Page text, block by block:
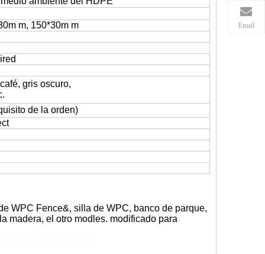
m, 150*30m m
gris oscuro,
de la orden)
WPC Fence&, silla de WPC, banco de parque,
madera, el otro modles. modificado para
Email